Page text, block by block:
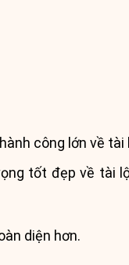
công lớn về tài
tốt đẹp về tài
diện hơn.